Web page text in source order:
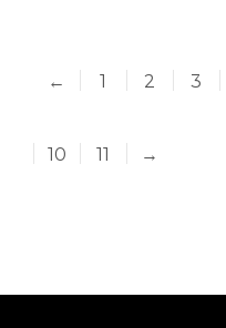
← 1 2 3
10
11 →